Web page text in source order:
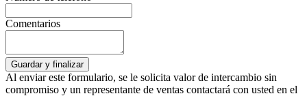
Comentarios
Al enviar este formulario, se le solicita valor de intercambio sin
compromiso y un representante de ventas contactará con usted en el